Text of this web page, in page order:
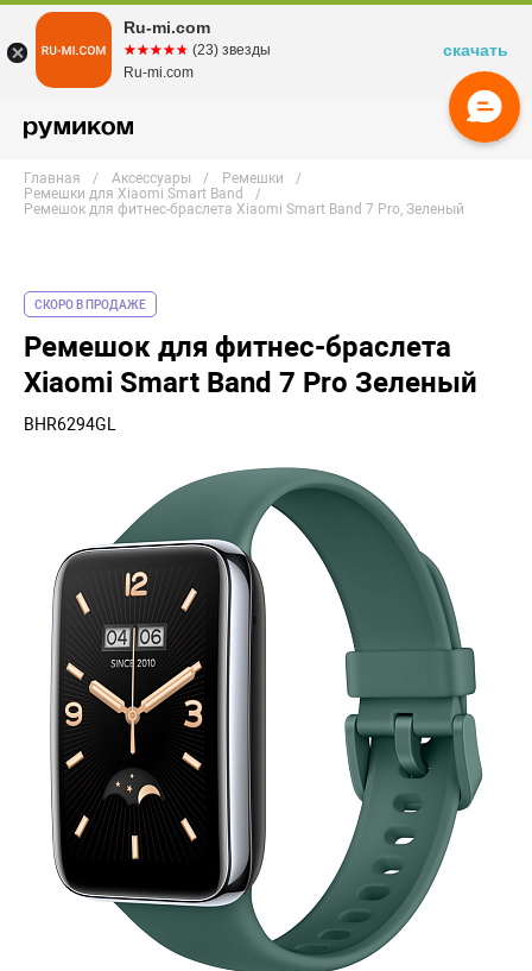
Главная Аксессуары
Ремешки
Ремешки для Xiaomi Smart Band
Ремешок для фитнес-браслета Xiaomi Smart Band 7 Pro, Зеленый
СКОРО В ПРОДАЖЕ
Ремешок для фитнес-браслета
Xiaomi Smart Band 7 Pro Зеленый
BHR6294GL
Ru-mi.com
☆☆☆☆☆
★★★★★ (23) звезды
Ru-mi.com
скачать